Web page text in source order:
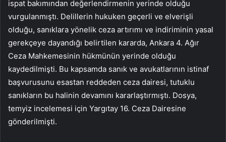
ispat bakımından değerlendirmenin yerinde olduğu
vurgulanmıştı. Delillerin hukuken geçerli ve elverişli
olduğu, sanıklara yönelik ceza artırımı ve indiriminin yasal
gerekçeye dayandığı belirtilen kararda, Ankara 4. Ağır
Ceza Mahkemesinin hükmünün yerinde olduğu
kaydedilmişti. Bu kapsamda sanık ve avukatlarının istinaf
başvurusunu esastan reddeden ceza dairesi, tutuklu
sanıkların bu halinin devamını kararlaştırmıştı. Dosya,
temyiz incelemesi için Yargıtay 16. Ceza Dairesine
gönderilmişti.